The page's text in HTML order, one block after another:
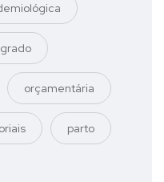
orçamentária
parto